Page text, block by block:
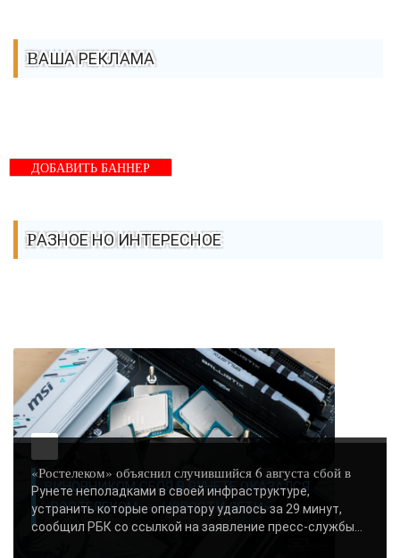
ВАША РЕКЛАМА
ДОБАВИТЬ БАННЕР
РАЗНОЕ НО ИНТЕРЕСНОЕ
ВИНОВНИКОМ СБОЯ В РУНЕТЕ ОКАЗАЛСЯ
«РОСТЕЛЕКОМ» - «НОВОСТИ СЕТИ»..
«Ростелеком» объяснил случившийся 6 августа сбой в
Рунете неполадками в своей инфраструктуре,
устранить которые оператору удалось за 29 минут,
сообщил РБК со ссылкой на заявление пресс-службы...